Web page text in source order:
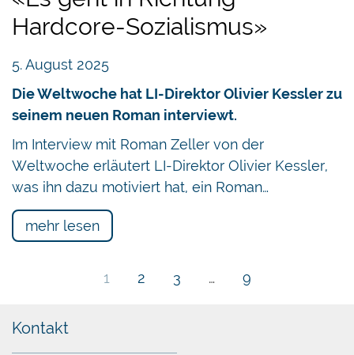
Hardcore-Sozialismus»
5. August 2025
Die Weltwoche hat LI-Direktor Olivier Kessler zu
seinem neuen Roman interviewt.
Im Interview mit Roman Zeller von der
Weltwoche erläutert LI-Direktor Olivier Kessler,
was ihn dazu motiviert hat, ein Roman…
mehr lesen
1 2 3 … 9
Kontakt